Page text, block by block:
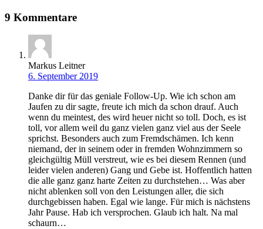
9 Kommentare
Markus Leitner
6. September 2019
Danke dir für das geniale Follow-Up. Wie ich schon am
Jaufen zu dir sagte, freute ich mich da schon drauf. Auch
wenn du meintest, des wird heuer nicht so toll. Doch, es ist
toll, vor allem weil du ganz vielen ganz viel aus der Seele
sprichst. Besonders auch zum Fremdschämen. Ich kenn
niemand, der in seinem oder in fremden Wohnzimmern so
gleichgültig Müll verstreut, wie es bei diesem Rennen (und
leider vielen anderen) Gang und Gebe ist. Hoffentlich hatten
die alle ganz ganz harte Zeiten zu durchstehen… Was aber
nicht ablenken soll von den Leistungen aller, die sich
durchgebissen haben. Egal wie lange. Für mich is nächstens
Jahr Pause. Hab ich versprochen. Glaub ich halt. Na mal
schaurn…